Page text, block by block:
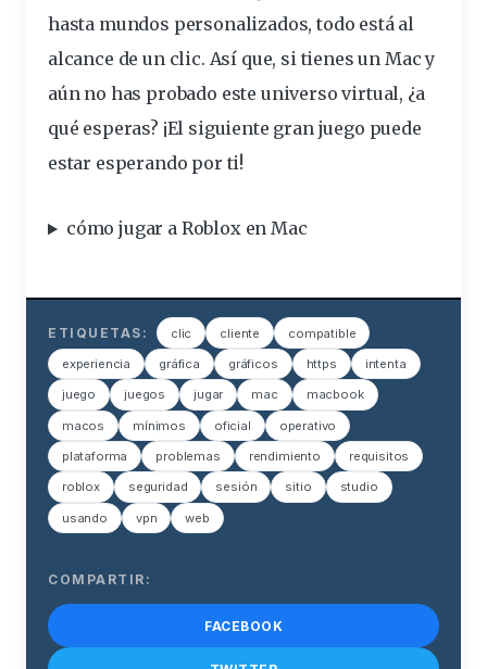
hasta mundos personalizados, todo está al
alcance de un clic. Así que, si tienes un Mac y
aún no has probado este universo virtual, ¿a
qué esperas? ¡El siguiente gran juego puede
estar esperando por ti!
cómo jugar a Roblox en Mac
ETIQUETAS: clic cliente compatible
experiencia gráfica gráficos https intenta
juego juegos jugar mac macbook
macos mínimos oficial operativo
plataforma problemas rendimiento requisitos
roblox seguridad sesión sitio studio
usando vpn web
COMPARTIR:
FACEBOOK